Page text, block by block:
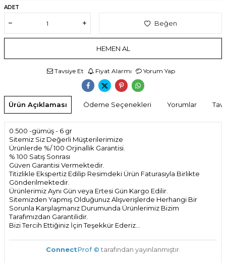
ADET
Beğen
HEMEN AL
Tavsiye Et Fiyat Alarmı Yorum Yap
Ürün Açıklaması Ödeme Seçenekleri Yorumlar
0.500 -gümüş - 6 gr
Sitemiz Siz Değerli Müşterilerimize
Ürünlerde %/ 100 Orjinallık Garantisi.
% 100 Satış Sonrası
Güven Garantisi Vermektedir.
Titizlikle Ekspertiz Edilip Resimdeki Ürün Faturasıyla Birlikte
Gönderilmektedir.
Ürünlerimiz Aynı Gün veya Ertesi Gün Kargo Edilir.
Sitemizden Yapmış Olduğunuz Alışverişlerde Herhangi Bir
Sorunla Karşılaşmanız Durumunda Ürünlerimiz Bizim
Tarafımızdan Garantilidir.
Bizi Tercih Ettiğiniz İçin Teşekkür Ederiz...
ConnectProf © tarafından yayınlanmıştır.